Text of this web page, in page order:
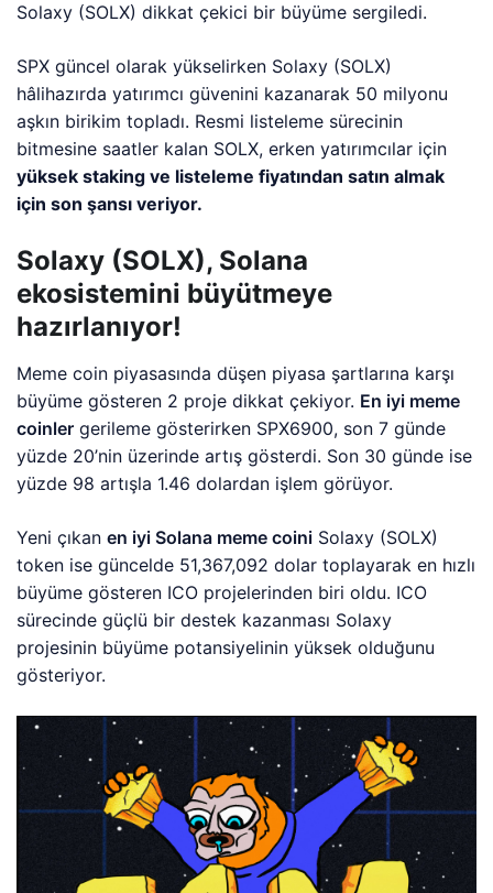
Solaxy (SOLX) dikkat çekici bir büyüme sergiledi.
SPX güncel olarak yükselirken Solaxy (SOLX)
hâlihazırda yatırımcı güvenini kazanarak 50 milyonu
aşkın birikim topladı. Resmi listeleme sürecinin
bitmesine saatler kalan SOLX, erken yatırımcılar için
yüksek staking ve listeleme fiyatından satın almak
için son şansı veriyor.
Solaxy (SOLX), Solana
ekosistemini büyütmeye
hazırlanıyor!
Meme coin piyasasında düşen piyasa şartlarına karşı
büyüme gösteren 2 proje dikkat çekiyor. En iyi meme
coinler gerileme gösterirken SPX6900, son 7 günde
yüzde 20’nin üzerinde artış gösterdi. Son 30 günde ise
yüzde 98 artışla 1.46 dolardan işlem görüyor.
Yeni çıkanen iyi Solana meme coini Solaxy (SOLX)
token ise güncelde 51,367,092 dolar toplayarak en hızlı
büyüme gösteren ICO projelerinden biri oldu. ICO
sürecinde güçlü bir destek kazanması Solaxy
projesinin büyüme potansiyelinin yüksek olduğunu
gösteriyor.